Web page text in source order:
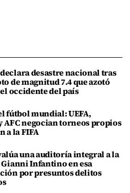
desastre nacional tras
de magnitud 7.4 que azotó
occidente del país
fútbol mundial: UEFA,
AFC negocian torneos propios
a la FIFA
una auditoría integral a la
Gianni Infantino en esa
por presuntos delitos